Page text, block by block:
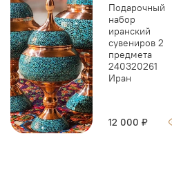
Подарочный
набор
иранский
сувениров 2
предмета
240320261
Иран
12 000 ₽